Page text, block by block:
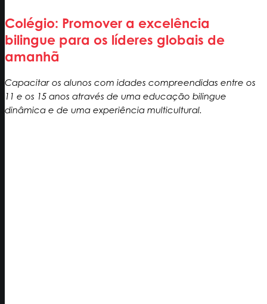
Colégio: Promover a excelência
bilingue para os líderes globais de
amanhã
Capacitar os alunos com idades compreendidas entre os
11 e os 15 anos através de uma educação bilingue
dinâmica e de uma experiência multicultural.